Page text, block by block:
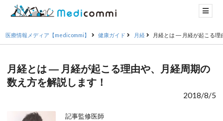
医療情報メディア【medicommi】 健康ガイド 月経 月経とは ― 月経が起こる理
月経とは ― 月経が起こる理由や、月経周期の
数え方を解説します！
2018/8/5
記事監修医師